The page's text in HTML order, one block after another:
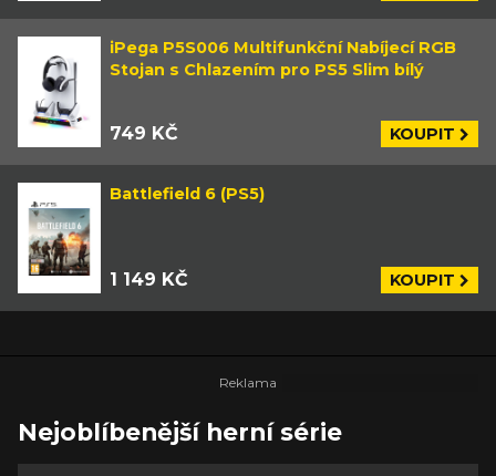
iPega P5S006 Multifunkční Nabíjecí RGB
Stojan s Chlazením pro PS5 Slim bílý
749 KČ KOUPIT
Battlefield 6 (PS5)
1 149 KČ KOUPIT
Nejoblíbenější herní série